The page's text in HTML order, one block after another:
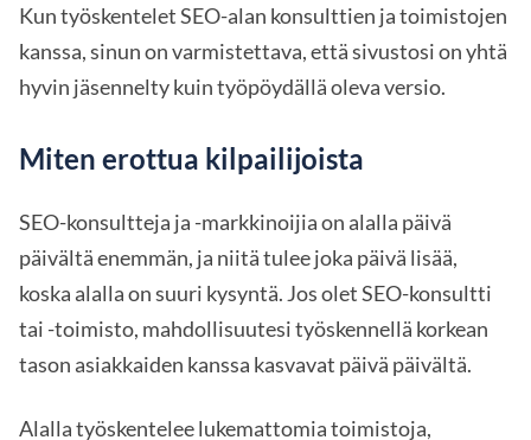
Kun työskentelet SEO-alan konsulttien ja toimistojen
kanssa, sinun on varmistettava, että sivustosi on yhtä
hyvin jäsennelty kuin työpöydällä oleva versio.
Miten erottua kilpailijoista
SEO-konsultteja ja -markkinoijia on alalla päivä
päivältä enemmän, ja niitä tulee joka päivä lisää,
koska alalla on suuri kysyntä. Jos olet SEO-konsultti
tai -toimisto, mahdollisuutesi työskennellä korkean
tason asiakkaiden kanssa kasvavat päivä päivältä.
Alalla työskentelee lukemattomia toimistoja,